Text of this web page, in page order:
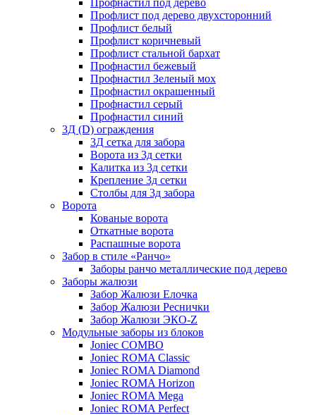
Профнастил под дерево
Профлист под дерево двухсторонний
Профлист белый
Профлист коричневый
Профлист стальной бархат
Профнастил бежевый
Профнастил Зеленый мох
Профнастил окрашенный
Профнастил серый
Профнастил синий
3Д (D) ограждения
3Д сетка для забора
Ворота из 3д сетки
Калитка из 3д сетки
Крепление 3д сетки
Столбы для 3д забора
Ворота
Кованые ворота
Откатные ворота
Распашные ворота
Забор в стиле «Ранчо»
Заборы ранчо металлические под дерево
Заборы жалюзи
Забор Жалюзи Елочка
Забор Жалюзи Реснички
Забор Жалюзи ЭКО-Z
Модульные заборы из блоков
Joniec COMBO
Joniec ROMA Classic
Joniec ROMA Diamond
Joniec ROMA Horizon
Joniec ROMA Mega
Joniec ROMA Perfect